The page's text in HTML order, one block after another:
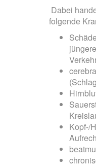
Dabei
folgende
Kopf-/